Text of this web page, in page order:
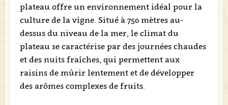
plateau offre un environnement idéal pour la
culture de la vigne. Situé à 750 mètres au-
dessus du niveau de la mer, le climat du
plateau se caractérise par des journées chaudes
et des nuits fraîches, qui permettent aux
raisins de mûrir lentement et de développer
des arômes complexes de fruits.